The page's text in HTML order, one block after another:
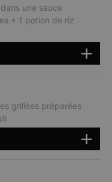
une sauce
+ 1 potion de riz
grillées préparées